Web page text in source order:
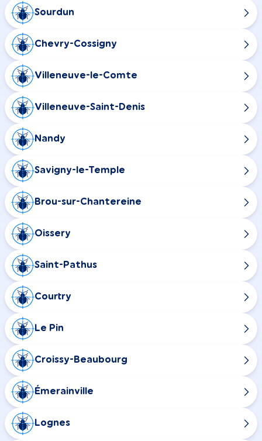
Sourdun
Chevry-Cossigny
Villeneuve-le-Comte
Villeneuve-Saint-Denis
Nandy
Savigny-le-Temple
Brou-sur-Chantereine
Oissery
Saint-Pathus
Courtry
Le Pin
Croissy-Beaubourg
Émerainville
Lognes